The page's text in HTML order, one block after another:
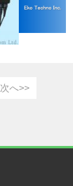
次へ>>